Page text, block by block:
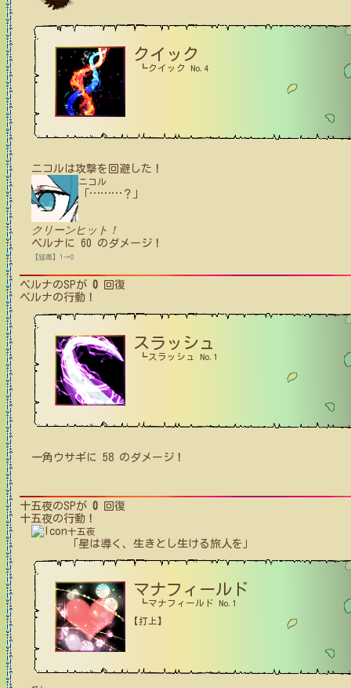
クイック
┗クイック No.4
ニコルは攻撃を回避した！
ニコル
……… ？」
クリーンヒット！
ベルナ に 60 のダメージ！
【猛毒】1→0
ベルナのSPが 0 回復
ベルナの行動！
スラッシュ
┗スラッシュ No.1
一角ウサギ に 58 のダメージ！
十五夜のSPが 0 回復
十五夜の行動！
十五夜
「星は導く、生きとし生ける旅人を」
マナフィールド
┗マナフィールド No.1
【打上】